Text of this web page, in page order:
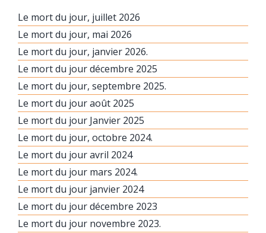
Le mort du jour, juillet 2026
Le mort du jour, mai 2026
Le mort du jour, janvier 2026.
Le mort du jour décembre 2025
Le mort du jour, septembre 2025.
Le mort du jour août 2025
Le mort du jour Janvier 2025
Le mort du jour, octobre 2024.
Le mort du jour avril 2024
Le mort du jour mars 2024.
Le mort du jour janvier 2024
Le mort du jour décembre 2023
Le mort du jour novembre 2023.